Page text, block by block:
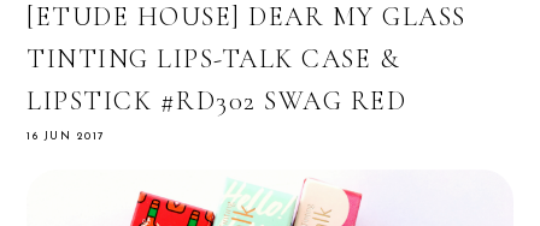
[ETUDE HOUSE] DEAR MY GLASS
TINTING LIPS-TALK CASE &
LIPSTICK #RD302 SWAG RED
16 JUN 2017